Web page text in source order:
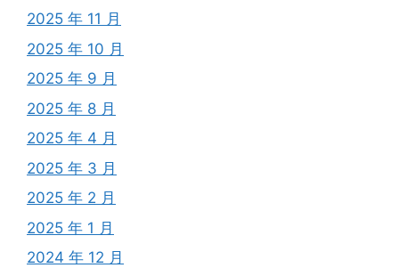
2025 年 11 月
2025 年 10 月
2025 年 9 月
2025 年 8 月
2025 年 4 月
2025 年 3 月
2025 年 2 月
2025 年 1 月
2024 年 12 月